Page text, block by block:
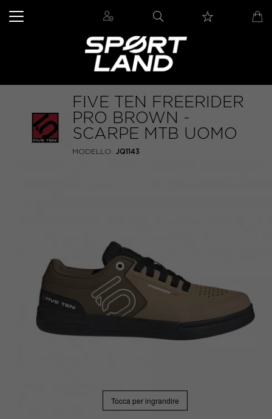
FIVE TEN FREERIDER
PRO BROWN -
SCARPE MTB UOMO
MODELLO: JQ1143
Tocca per ingrandire